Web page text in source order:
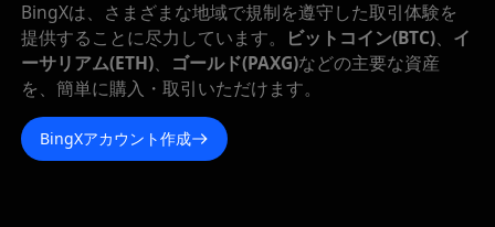
BingXは、さまざまな地域で規制を遵守した取引体験を
提供することに尽力しています。
ビットコイン(BTC)
イ
ーサリアム(ETH)
ゴールド(PAXG)などの主要な資産
を、簡単に購入・取引いただけます。
BingXアカウント作成